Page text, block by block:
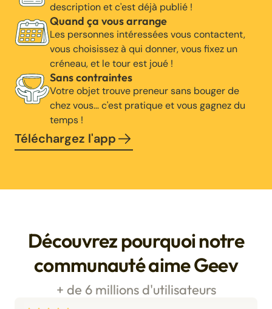
description et c'est déjà publié !
Quand ça vous arrange
Les personnes intéressées vous contactent,
vous choisissez à qui donner, vous fixez un
créneau, et le tour est joué !
Sans contraintes
Votre objet trouve preneur sans bouger de
chez vous… c'est pratique et vous gagnez du
temps !
Téléchargez l'app
Découvrez pourquoi notre
communauté aime Geev
+ de 6 millions d'utilisateurs